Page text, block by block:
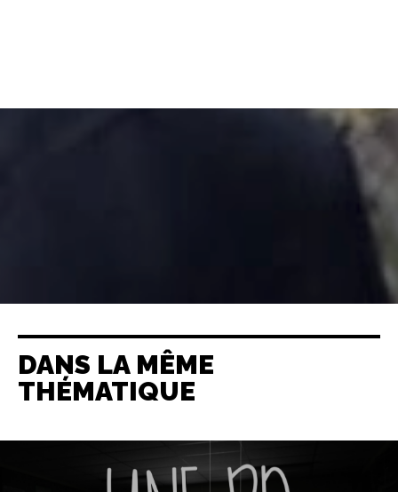
DANS LA MÊME
THÉMATIQUE